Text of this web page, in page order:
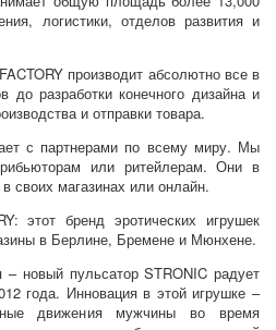
логистики, отделов развития и
производит абсолютно все в
до разработки конечного дизайна и
и отправки товара.
с партнерами по всему миру. Мы
или ритейлерам. Они в
своих магазинах или онлайн.
этот бренд эротических игрушек
в Берлине, Бремене и Мюнхене.
новый пульсатор STRONIC радует
года. Инновация в этой игрушке –
движения мужчины во время